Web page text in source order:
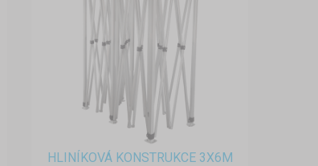
HLINÍKOVÁ KONSTRUKCE 3X6M